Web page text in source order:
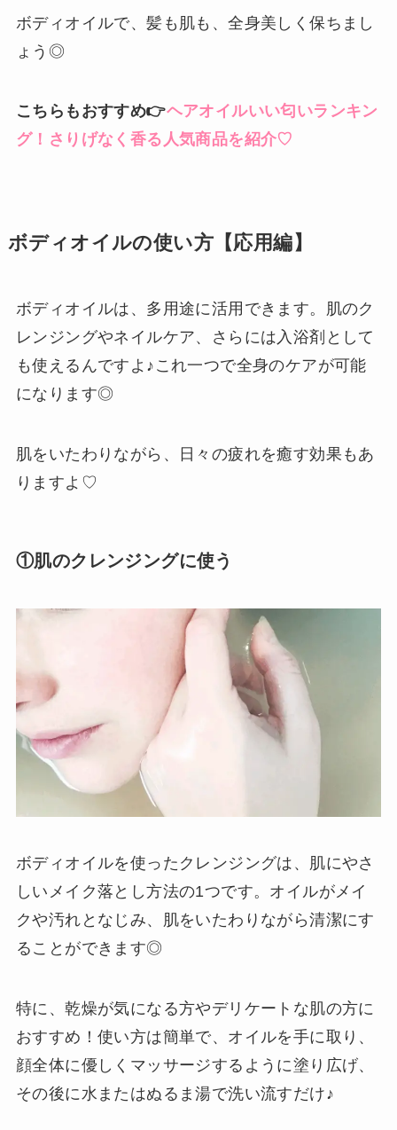
ボディオイルで、髪も肌も、全身美しく保ちまし
ょう◎
こちらもおすすめ👉ヘアオイルいい匂いランキン
グ！さりげなく香る人気商品を紹介♡
ボディオイルの使い方【応用編】
ボディオイルは、多用途に活用できます。肌のク
レンジングやネイルケア、さらには入浴剤として
も使えるんですよ♪これ一つで全身のケアが可能
になります◎
肌をいたわりながら、日々の疲れを癒す効果もあ
りますよ♡
①肌のクレンジングに使う
ボディオイルを使ったクレンジングは、肌にやさ
しいメイク落とし方法の1つです。オイルがメイ
クや汚れとなじみ、肌をいたわりながら清潔にす
ることができます◎
特に、乾燥が気になる方やデリケートな肌の方に
おすすめ！使い方は簡単で、オイルを手に取り、
顔全体に優しくマッサージするように塗り広げ、
その後に水またはぬるま湯で洗い流すだけ♪